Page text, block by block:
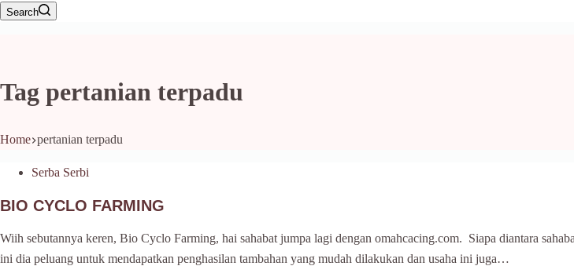
Search
Tag pertanian terpadu
Home pertanian terpadu
Serba Serbi
BIO CYCLO FARMING
Wiih sebutannya keren, Bio Cyclo Farming, hai sahabat jumpa lagi dengan omahcacing.com. Siapa diantara
ini dia peluang untuk mendapatkan penghasilan tambahan yang mudah dilakukan dan usaha ini juga…